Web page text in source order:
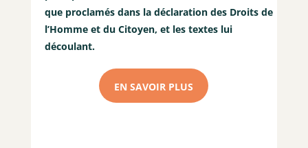
que proclamés dans la déclaration des Droits de
l’Homme et du Citoyen, et les textes lui
découlant.
EN SAVOIR PLUS